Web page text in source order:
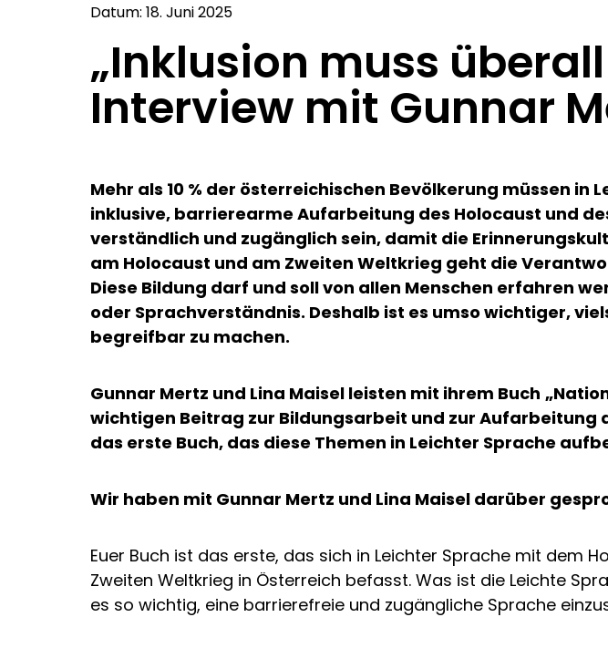
Datum: 18. Juni 2025
„Inklusion muss
Interview mit Gunnar
Mehr als 10 % der österreichischen Bevölkerung müssen in
inklusive, barrierearme Aufarbeitung des Holocaust und
verständlich und zugänglich sein, damit die
am Holocaust und am Zweiten Weltkrieg geht die
Diese Bildung darf und soll von allen Menschen erfahren
oder Sprachverständnis. Deshalb ist es umso wichtiger,
begreifbar zu machen.
Gunnar Mertz und Lina Maisel leisten mit ihrem Buch
wichtigen Beitrag zur Bildungsarbeit und zur Aufarbeitung
das erste Buch, das diese Themen in Leichter Sprache
Wir haben mit Gunnar Mertz und Lina Maisel darüber
Euer Buch ist das erste, das sich in Leichter Sprache mit dem
Zweiten Weltkrieg in Österreich befasst. Was ist die Leichte
es so wichtig, eine barrierefreie und zugängliche Sprache